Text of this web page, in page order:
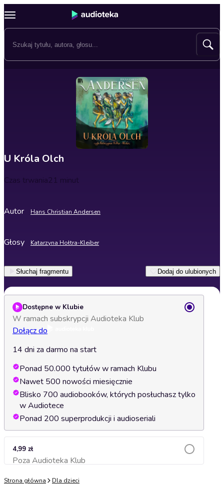
U Króla Olch
Czas trwania21 minut
Autor Hans Christian Andersen
Głosy Katarzyna Hołtra-Kleiber
Słuchaj fragmentu Dodaj do ulubionych
Dostępne w Klubie
W ramach subskrypcji Audioteka Klub
Dołącz do
14 dni za darmo na start
Ponad 50.000 tytułów w ramach Klubu
Nawet 500 nowości miesięcznie
Blisko 700 audiobooków, których posłuchasz tylko
w Audiotece
Ponad 200 superprodukcji i audioseriali
4,99 zł
Poza Audioteka KlubDodaj do koszyka
Strona główna Dla dzieci